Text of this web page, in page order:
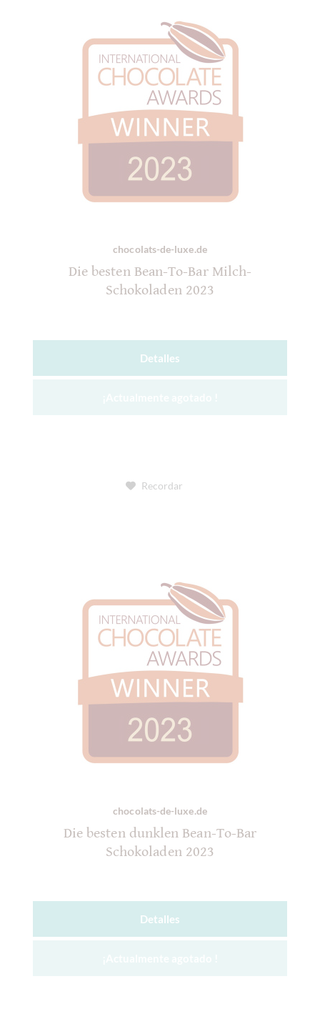
chocolats-de-luxe.de
Die besten Bean-To-Bar Milch-
Schokoladen 2023
Detalles
Recordar
chocolats-de-luxe.de
Die besten dunklen Bean-To-Bar
Schokoladen 2023
Detalles